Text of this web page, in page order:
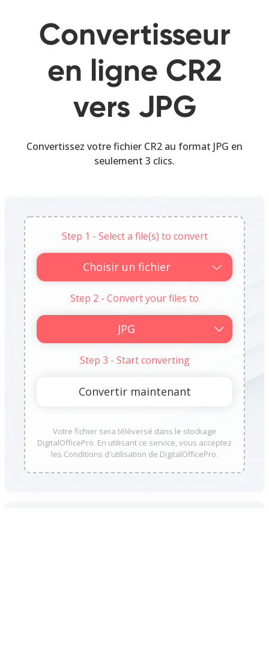
Convertisseur
en ligne CR2
vers JPG
Convertissez votre fichier CR2 au format JPG en
seulement 3 clics.
Step 1 - Select a file(s) to convert
Choisir un fichier
Step 2 - Convert your files to
Step 3 - Start converting
Votre fichier sera téléversé dans le stockage
DigitalOfficePro. En utilisant ce service, vous acceptez
les Conditions d'utilisation de DigitalOfficePro.